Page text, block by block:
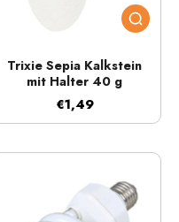
Trixie Sepia Kalkstein
mit Halter 40 g
€1,49